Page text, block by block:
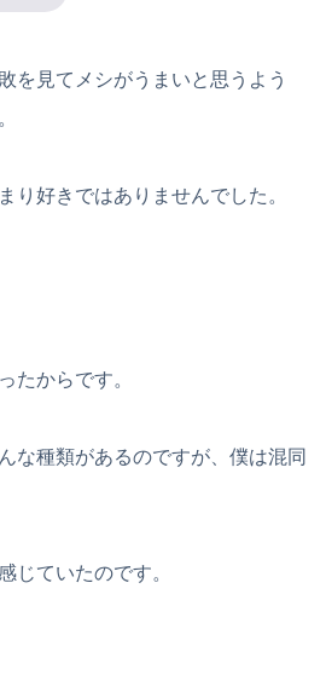
を見てメシがうまいと思うよう
り好きではありませんでした。
たからです。
な種類があるのですが、僕は混同
じていたのです。